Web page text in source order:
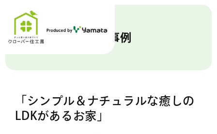
施工事例
「シンプル＆ナチュラルな癒しの
LDKがあるお家」